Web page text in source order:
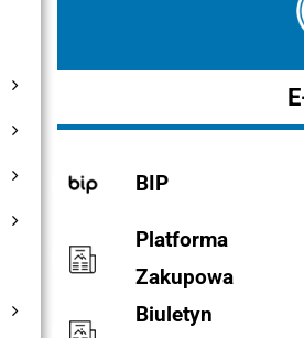
BIP
Platforma
Zakupowa
Biuletyn